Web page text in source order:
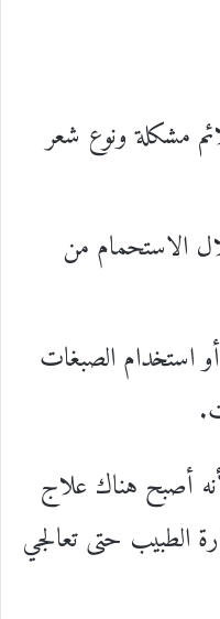
مشكلة ونوع شعر
الاستحمام من
استخدام الصبغات
أصبح هناك علاج
الطبيب حتى تعالجي